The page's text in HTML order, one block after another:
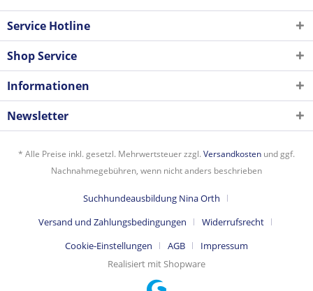
Service Hotline
Shop Service
Informationen
Newsletter
* Alle Preise inkl. gesetzl. Mehrwertsteuer zzgl. Versandkosten und ggf.
Nachnahmegebühren, wenn nicht anders beschrieben
Suchhundeausbildung Nina Orth
Versand und Zahlungsbedingungen
Widerrufsrecht
Cookie-Einstellungen
AGB
Impressum
Realisiert mit Shopware